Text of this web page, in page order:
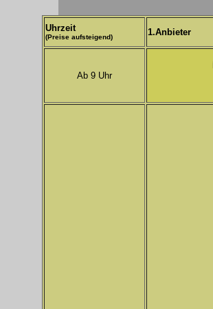
Uhrzeit
(Preise aufsteigend) 1.Anbieter
Ab 9 Uhr